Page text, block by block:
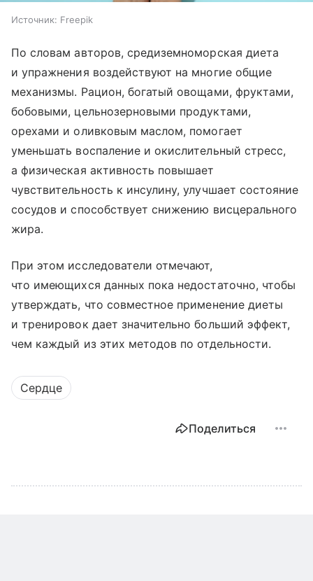
Источник: Freepik
По словам авторов, средиземноморская диета
и упражнения воздействуют на многие общие
механизмы. Рацион, богатый овощами, фруктами,
бобовыми, цельнозерновыми продуктами,
орехами и оливковым маслом, помогает
уменьшать воспаление и окислительный стресс,
а физическая активность повышает
чувствительность к инсулину, улучшает состояние
сосудов и способствует снижению висцерального
жира.
При этом исследователи отмечают,
что имеющихся данных пока недостаточно, чтобы
утверждать, что совместное применение диеты
и тренировок дает значительно больший эффект,
чем каждый из этих методов по отдельности.
Сердце
Поделиться